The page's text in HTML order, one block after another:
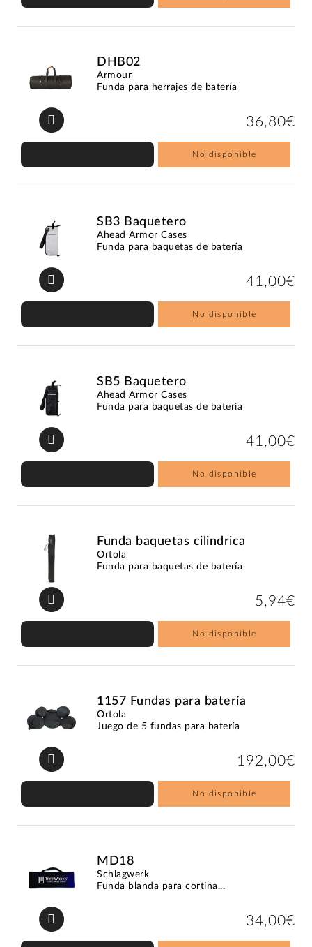
DHB02
Armour
Funda para herrajes de batería
36,80€
No disponible
SB3 Baquetero
Ahead Armor Cases
Funda para baquetas de batería
41,00€
No disponible
SB5 Baquetero
Ahead Armor Cases
Funda para baquetas de batería
41,00€
No disponible
Funda baquetas cilindrica
Ortola
Funda para baquetas de batería
5,94€
No disponible
1157 Fundas para batería
Ortola
Juego de 5 fundas para batería
192,00€
No disponible
MD18
Schlagwerk
Funda blanda para cortina...
34,00€